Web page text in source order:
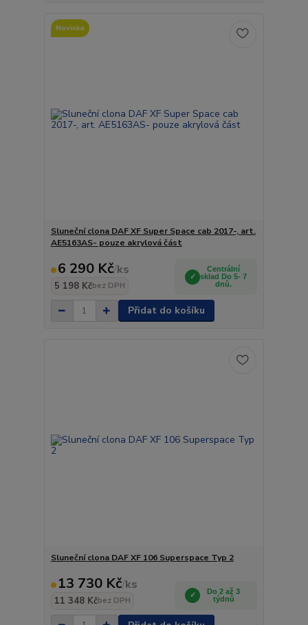
Novinka
Sluneční clona DAF XF Super Space cab 2017-, art.
AE5163AS- pouze akrylová část
6 290 Kč/ks
5 198 Kčbez DPH
Centrální
sklad Do 5- 7
dnů.
Přidat do košíku
Sluneční clona DAF XF 106 Superspace Typ 2
13 730 Kč/ks
11 348 Kčbez DPH
Do 2 až 3
týdnů